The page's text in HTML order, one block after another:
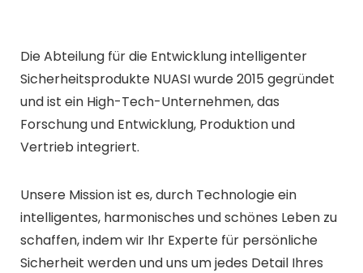
Die Abteilung für die Entwicklung intelligenter
Sicherheitsprodukte NUASI wurde 2015 gegründet
und ist ein High-Tech-Unternehmen, das
Forschung und Entwicklung, Produktion und
Vertrieb integriert.
Unsere Mission ist es, durch Technologie ein
intelligentes, harmonisches und schönes Leben zu
schaffen, indem wir Ihr Experte für persönliche
Sicherheit werden und uns um jedes Detail Ihres